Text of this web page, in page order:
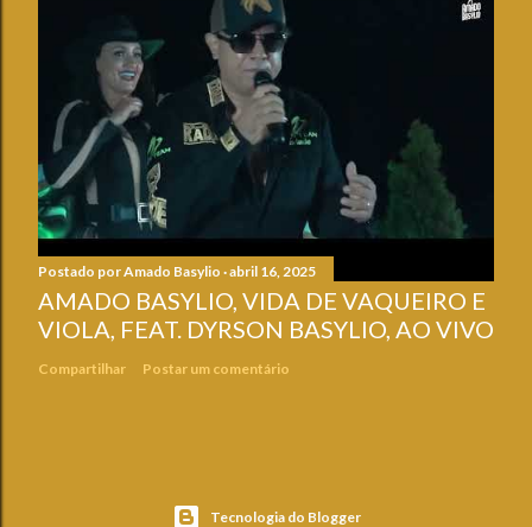
Postado porAmado Basylio abril 16, 2025
AMADO BASYLIO, VIDA DE VAQUEIRO E
VIOLA, FEAT. DYRSON BASYLIO, AO VIVO
Compartilhar Postar um comentário
Tecnologia do Blogger